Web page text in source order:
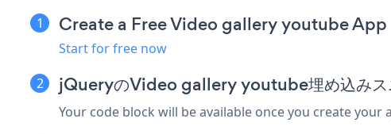
Create a Free Video gallery youtube App
Start for free now
jQueryのVideo gallery youtube埋め込みス
Your code block will be available once you create your